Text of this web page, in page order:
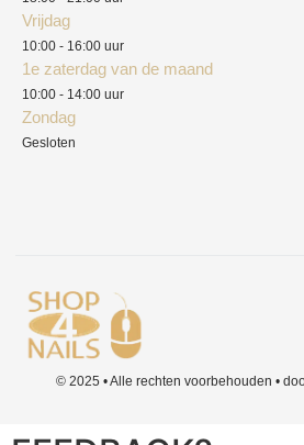
Vrijdag
10:00 - 16:00 uur
1e zaterdag van de maand
10:00 - 14:00 uur
Zondag
Gesloten
© 2025 • Alle rechten voorbehouden •